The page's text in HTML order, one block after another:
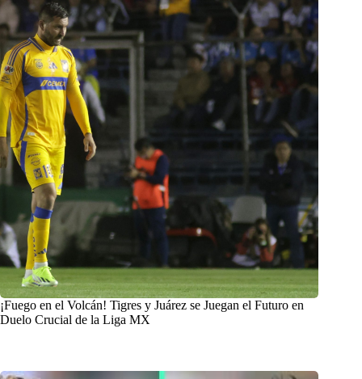
¡Fuego en el Volcán! Tigres y Juárez se Juegan el Futuro en
Duelo Crucial de la Liga MX